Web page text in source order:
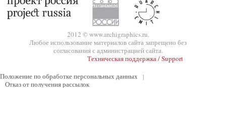
2012 © www.archigraphics.ru.
Любое использование материалов сайта запрещено без
согласования с администрацией сайта.
Техническая поддержка / Support
Положение по обработке персональных данных
|
Отказ от получения рассылок